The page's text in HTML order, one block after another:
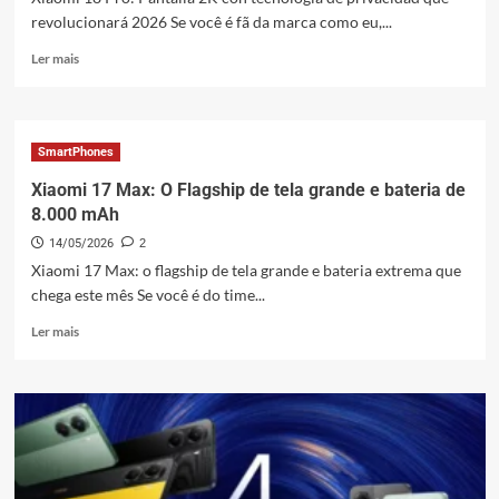
revolucionará 2026 Se você é fã da marca como eu,...
Ler maisLeia
18
Pro:
Pantalla
con
tecnología
de
privacidad
más
SmartPhones
Xiaomi 17 Max: O Flagship de tela grande e bateria de
8.000 mAh
14/05/2026 2
Xiaomi 17 Max: o flagship de tela grande e bateria extrema que
chega este mês Se você é do time...
Ler maisLeia
Xiaomi
17
Max:
O
Flagship